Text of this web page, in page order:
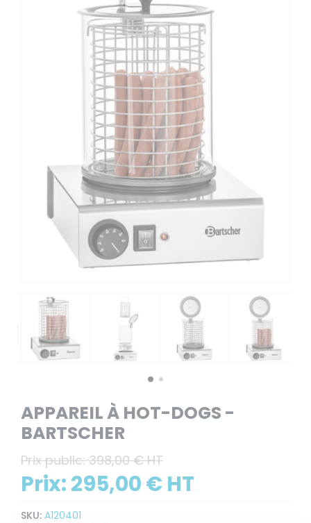
APPAREIL À HOT-DOGS -
BARTSCHER
Prix public: 398,00 € HT
Prix:295,00 € HT
SKU: A120401